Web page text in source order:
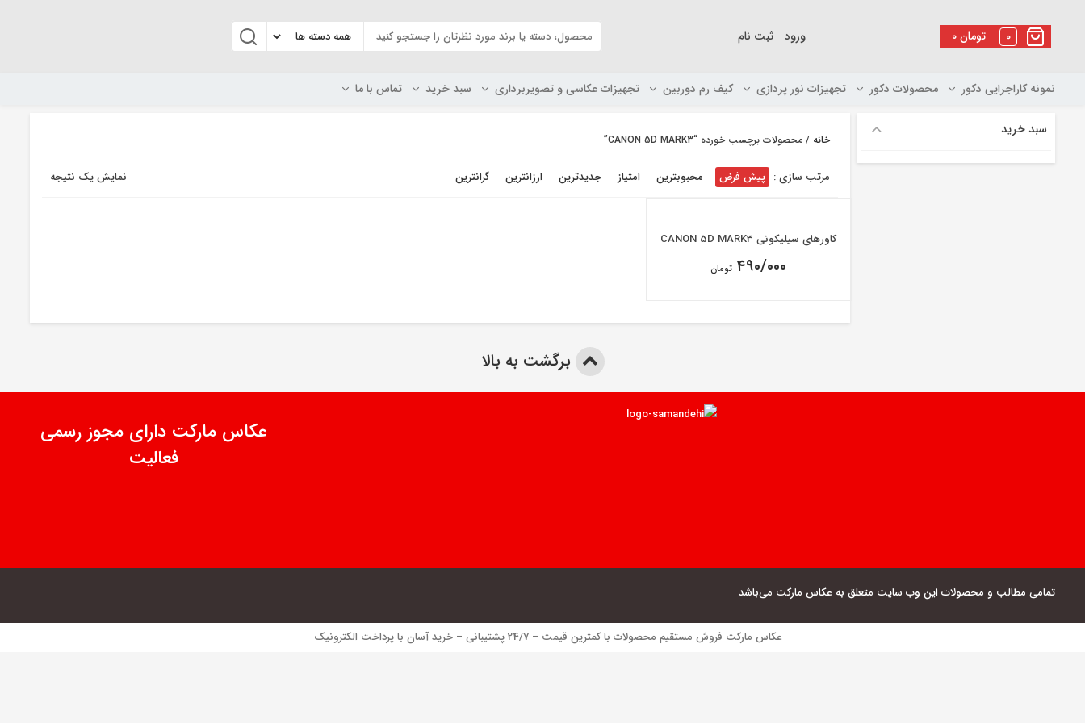
۰تومان 0 ورود ثبت نام
نمونه کاراجرایی دکور محصولات دکور تجهیزات نور پردازی کیف رم دوربین تجهیزات عکاسی و تصویربرداری سبد خرید تماس با ما
خانه / محصولات برچسب خورده “CANON 5D MARK3”
نمایش یک نتیجه مرتب سازی : پیش فرض محبوبترین امتیاز جدیدترین ارزانترین گرانترین
کاورهای سیلیکونی CANON 5D MARK3
۴۹۰/۰۰۰ تومان
سبد خرید
برگشت به بالا
عکاس مارکت دارای مجوز رسمی
فعالیت
تمامی مطالب و محصولات این وب سایت متعلق به عکاس مارکت می‌باشد
عکاس مارکت فروش مستقیم محصولات با کمترین قیمت – 24/7 پشتیبانی – خرید آسان با پرداخت الکترونیک